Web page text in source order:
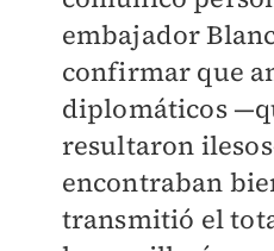
embajador
confirmar que
diplomáticos
resultaron
encontraban
transmitió el